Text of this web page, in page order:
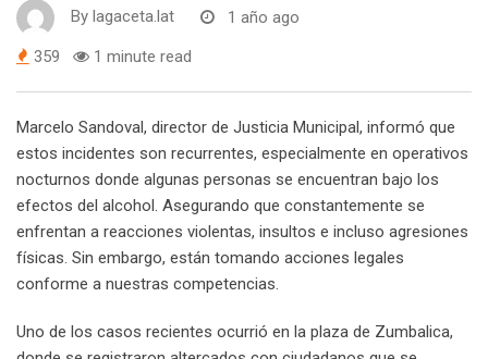
By lagaceta.lat 1 año ago
359 1 minute read
Marcelo Sandoval, director de Justicia Municipal, informó que
estos incidentes son recurrentes, especialmente en operativos
nocturnos donde algunas personas se encuentran bajo los
efectos del alcohol. Asegurando que constantemente se
enfrentan a reacciones violentas, insultos e incluso agresiones
físicas. Sin embargo, están tomando acciones legales
conforme a nuestras competencias.
Uno de los casos recientes ocurrió en la plaza de Zumbalica,